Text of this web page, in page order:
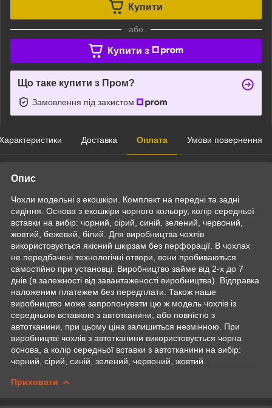
Купити
або
Купити з
Що таке купити з Пром?
Замовлення під захистом
Доставка Оплата Умови повернення
Опис
Чохли модельні з екошкіри. Комплект на передні та задні
сидіння. Основа з екошкіри чорного кольору, колір середньої
вставки на вибір: чорний, сірий, синій, зелений, червоний,
жовтий, бежевий, білий. Для виробництва чохлів
використовується якісний шкірзам без перфорації. В чохлах
не передбачені технологічні отвори, вони пробиваються
самостійно при установці. Виробництво займе від 2-х до 7
днів (в залежності від завантаженості виробництва). Відправка
наложеним платежем без передплати. Також наше
виробництво може запропонувати цю ж модель чохлів із
середньою вставкою з автотканини, або повністю з
автотканини, при цьому ціна залишиться незмінною. При
виробництві чохлів з автотканини використовується чорна
основа, а колір середньої вставки з автотканини на вибір:
чорний, сірий, синій, зелений, червоний, жовтий.
Приховати